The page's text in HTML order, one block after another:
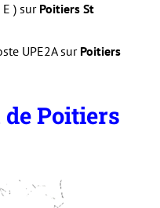
) sur Poitiers St
UPE2A surPoitiers
Poitiers